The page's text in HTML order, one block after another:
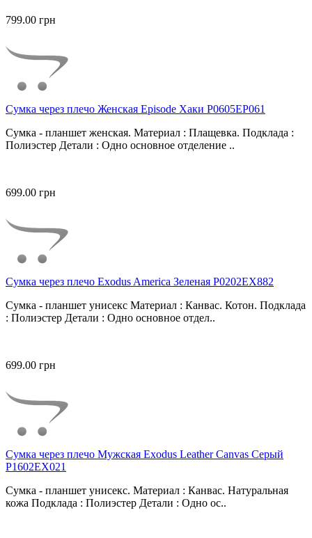
799.00 грн
Сумка через плечо Женская Episode Хаки P0605EP061
Сумка - планшет женская. Материал : Плащевка. Подклада :
Полиэстер Детали : Одно основное отделение ..
699.00 грн
Сумка через плечо Exodus America Зеленая P0202EX882
Сумка - планшет унисекс Материал : Канвас. Котон. Подклада
: Полиэстер Детали : Одно основное отдел..
699.00 грн
Сумка через плечо Мужская Exodus Leather Canvas Серый
P1602EX021
Сумка - планшет унисекс. Материал : Канвас. Натуральная
кожа Подклада : Полиэстер Детали : Одно ос..